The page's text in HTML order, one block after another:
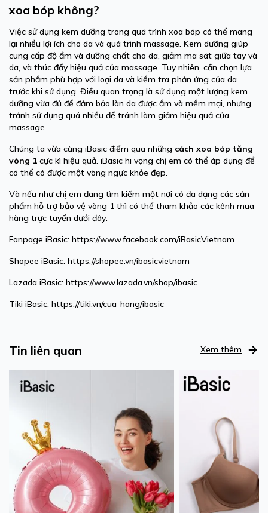
xoa bóp không?
Việc sử dụng kem dưỡng trong quá trình xoa bóp có thể mang
lại nhiều lợi ích cho da và quá trình massage. Kem dưỡng giúp
cung cấp độ ẩm và dưỡng chất cho da, giảm ma sát giữa tay và
da, và thúc đẩy hiệu quả của massage. Tuy nhiên, cần chọn lựa
sản phẩm phù hợp với loại da và kiểm tra phản ứng của da
trước khi sử dụng. Điều quan trọng là sử dụng một lượng kem
dưỡng vừa đủ để đảm bảo làn da được ẩm và mềm mại, nhưng
tránh sử dụng quá nhiều để tránh làm giảm hiệu quả của
massage.
Chúng ta vừa cùng iBasic điểm qua những cách xoa bóp tăng
vòng 1 cực kì hiệu quả. iBasic hi vọng chị em có thể áp dụng để
có thể có được một vòng ngực khỏe đẹp.
Và nếu như chị em đang tìm kiếm một nơi có đa dạng các sản
phẩm hỗ trợ bảo vệ vòng 1 thì có thể tham khảo các kênh mua
hàng trực tuyến dưới đây:
Fanpage iBasic: https://www.facebook.com/iBasicVietnam
Shopee iBasic: https://shopee.vn/ibasicvietnam
Lazada iBasic: https://www.lazada.vn/shop/ibasic
Tiki iBasic: https://tiki.vn/cua-hang/ibasic
Tin liên quan Xem thêm